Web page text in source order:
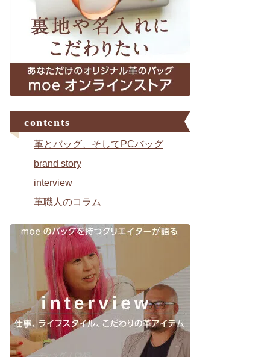
contents
革とバッグ、そしてPCバッグ
brand story
interview
革職人のコラム